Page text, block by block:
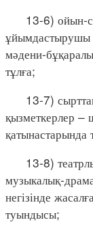
13-6) ойын-
ұйымдастырушы
мәдени-
тұлға;
13-7)
қызметкерлер
13-8)
музыкалық-
негізінде
туындысы;